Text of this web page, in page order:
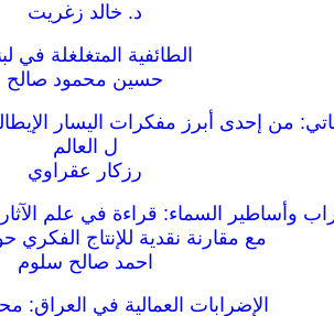
د. خالد زغريت
الطائفية المتغلغلة في
حسين محمود صالح
ل العالم
رزكار عقراوي
وأساطير السماء: قراءة في علم
مع مقارنة نقدية للإنتاج
احمد صالح سلوم
الإضرابات العمالية في العراق: